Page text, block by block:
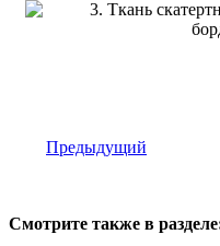
Предыдущий
Смотрите также в